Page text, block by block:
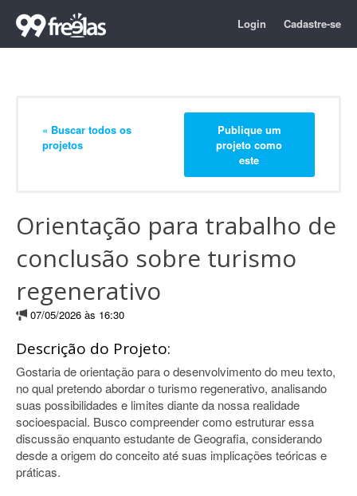
Login Cadastre-se
« Buscar todos os
projetos
Publique um
projeto como
este
Orientação para trabalho de
conclusão sobre turismo
regenerativo
07/05/2026 às 16:30
Descrição do Projeto:
Gostaria de orientação para o desenvolvimento do meu texto,
no qual pretendo abordar o turismo regenerativo, analisando
suas possibilidades e limites diante da nossa realidade
socioespacial. Busco compreender como estruturar essa
discussão enquanto estudante de Geografia, considerando
desde a origem do conceito até suas implicações teóricas e
práticas.